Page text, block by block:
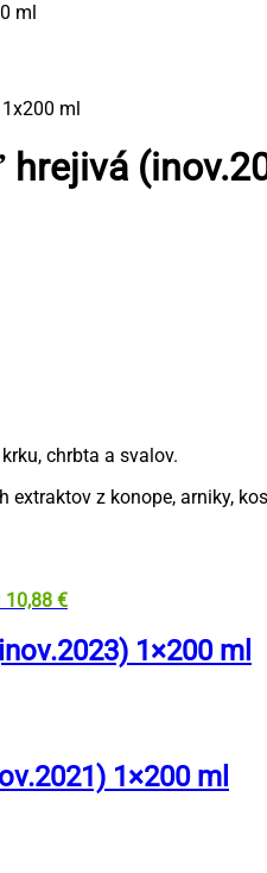
ml
chrbta a svalov.
z konope, arniky,
10,88 €
1×200 ml
1×200 ml